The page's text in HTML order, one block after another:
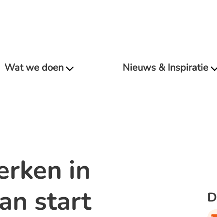
Wat we doen Nieuws & Inspiratie
in
start